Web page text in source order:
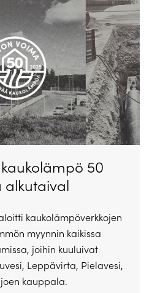
50
alkutaival
kaukolämpöverkkojen
myynnin kaikissa
joihin kuuluivat
Leppävirta, Pielavesi,
kauppala.